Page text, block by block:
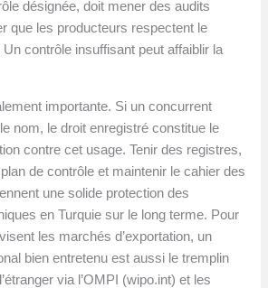
désignée, doit mener des audits
que les producteurs respectent le
contrôle insuffisant peut affaiblir la
importante. Si un concurrent
nom, le droit enregistré constitue le
contre cet usage. Tenir des registres,
de contrôle et maintenir le cahier des
une solide protection des
en Turquie sur le long terme. Pour
les marchés d’exportation, un
bien entretenu est aussi le tremplin
via l’OMPI (wipo.int) et les